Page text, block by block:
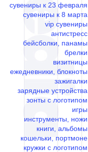
сувениры к 23 февраля
сувениры к 8 марта
vip сувениры
антистресс
бейсболки, панамы
брелки
визитницы
ежедневники, блокноты
зажигалки
зарядные устройства
зонты с логотипом
игры
инструменты, ножи
книги, альбомы
кошельки, портмоне
кружки с логотипом